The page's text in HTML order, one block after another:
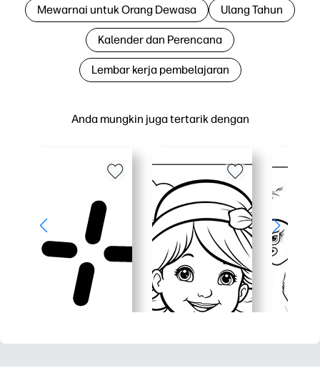
Anda mungkin juga tertarik dengan
Mewarnai untuk Orang Dewasa Ulang Tahun
Kalender dan Perencana
Lembar kerja pembelajaran